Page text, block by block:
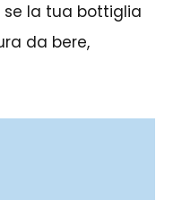
se la tua bottiglia
da bere,